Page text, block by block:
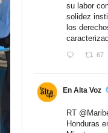
su labor
solidez
los
67
En Alta Voz
RT
Honduras